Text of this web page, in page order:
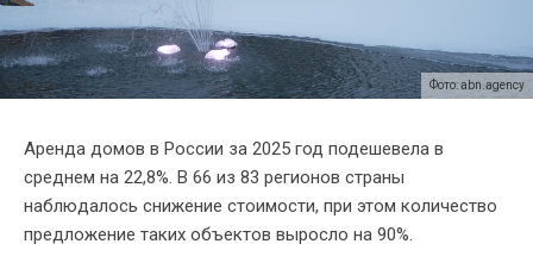
Фото: abn.agency
Аренда домов в России за 2025 год подешевела в
среднем на 22,8%. В 66 из 83 регионов страны
наблюдалось снижение стоимости, при этом количество
предложение таких объектов выросло на 90%.